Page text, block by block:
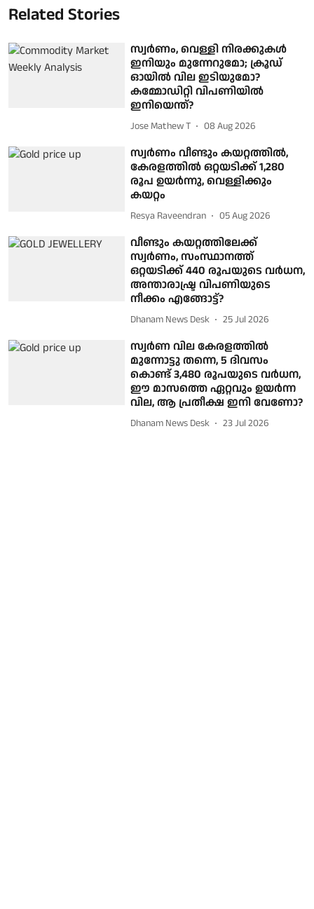
Related Stories
സ്വർണം, വെള്ളി നിരക്കുകൾ
ഇനിയും മുന്നേറുമോ; ക്രൂഡ്
ഓയിൽ വില ഇടിയുമോ?
കമ്മോഡിറ്റി വിപണിയിൽ
ഇനിയെന്ത്?
Jose Mathew T 08 Aug 2026
സ്വര്‍ണം വീണ്ടും കയറ്റത്തില്‍,
കേരളത്തില്‍ ഒറ്റയടിക്ക് 1,280
രൂപ ഉയര്‍ന്നു, വെള്ളിക്കും
കയറ്റം
Resya Raveendran 05 Aug 2026
വീണ്ടും കയറ്റത്തിലേക്ക്
സ്വര്‍ണം, സംസ്ഥാനത്ത്
ഒറ്റയടിക്ക് 440 രൂപയുടെ വര്‍ധന,
അന്താരാഷ്ട്ര വിപണിയുടെ
നീക്കം എങ്ങോട്ട്?
Dhanam News Desk 25 Jul 2026
സ്വര്‍ണ വില കേരളത്തില്‍
മുന്നോട്ടു തന്നെ, 5 ദിവസം
കൊണ്ട് 3,480 രൂപയുടെ വര്‍ധന,
ഈ മാസത്തെ ഏറ്റവും ഉയര്‍ന്ന
വില, ആ പ്രതീക്ഷ ഇനി വേണോ?
Dhanam News Desk 23 Jul 2026